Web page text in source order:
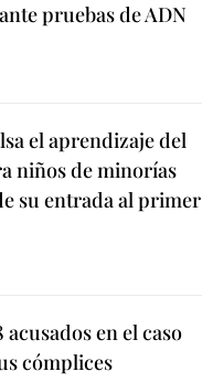
pruebas de ADN
el aprendizaje del
niños de minorías
su entrada al primer
acusados en el caso
cómplices